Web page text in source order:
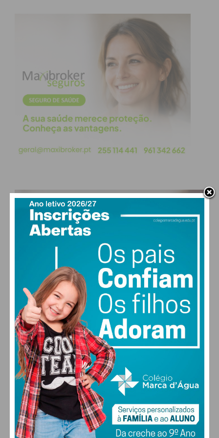
Eu li e concordo com ostermos e
condições
PAÇOS DE FERREIRA
28°
clear sky
MAX 28 • MIN 27
28°
DOM
30
SEG
30°
TER
31 °
QUA
FARMACIAS DE SERVIÇO EM PAÇOS DE
FERREIRA